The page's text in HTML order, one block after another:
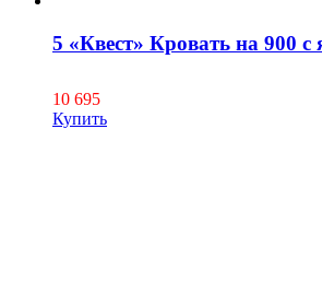
5 «Квест» Кровать на 900
10 695
Купить